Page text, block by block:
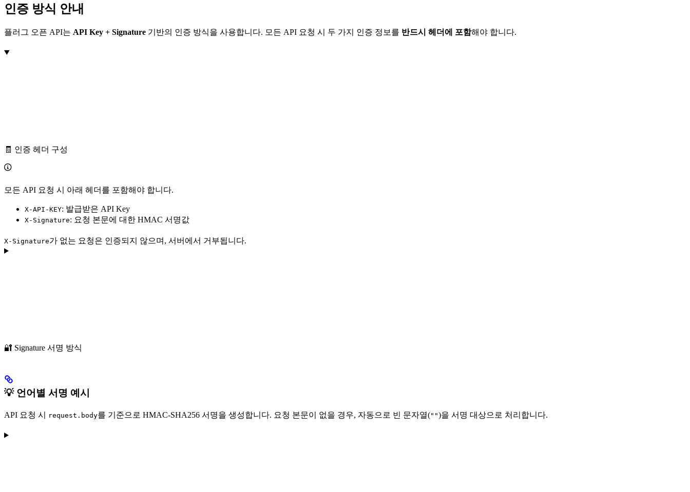
인증 방식 안내
플러그 오픈 API는 API Key + Signature 기반의 인증 방식을 사용합니다. 모든 API 요청 시 두 가지 인증 정보를 반드시 헤더에 포함해야 합니다.
🧾 인증 헤더 구성
모든 API 요청 시 아래 헤더를 포함해야 합니다.
X-API-KEY: 발급받은 API Key
X-Signature: 요청 본문에 대한 HMAC 서명값
X-Signature가 없는 요청은 인증되지 않으며, 서버에서 거부됩니다.
🔐 Signature 서명 방식
💡 언어별 서명 예시
API 요청 시 request.body를 기준으로 HMAC-SHA256 서명을 생성합니다. 요청 본문이 없을 경우, 자동으로 빈 문자열("")을 서명 대상으로 처리합니다.